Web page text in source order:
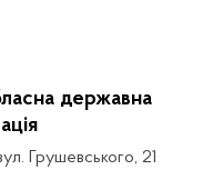
державна
Грушевського, 21